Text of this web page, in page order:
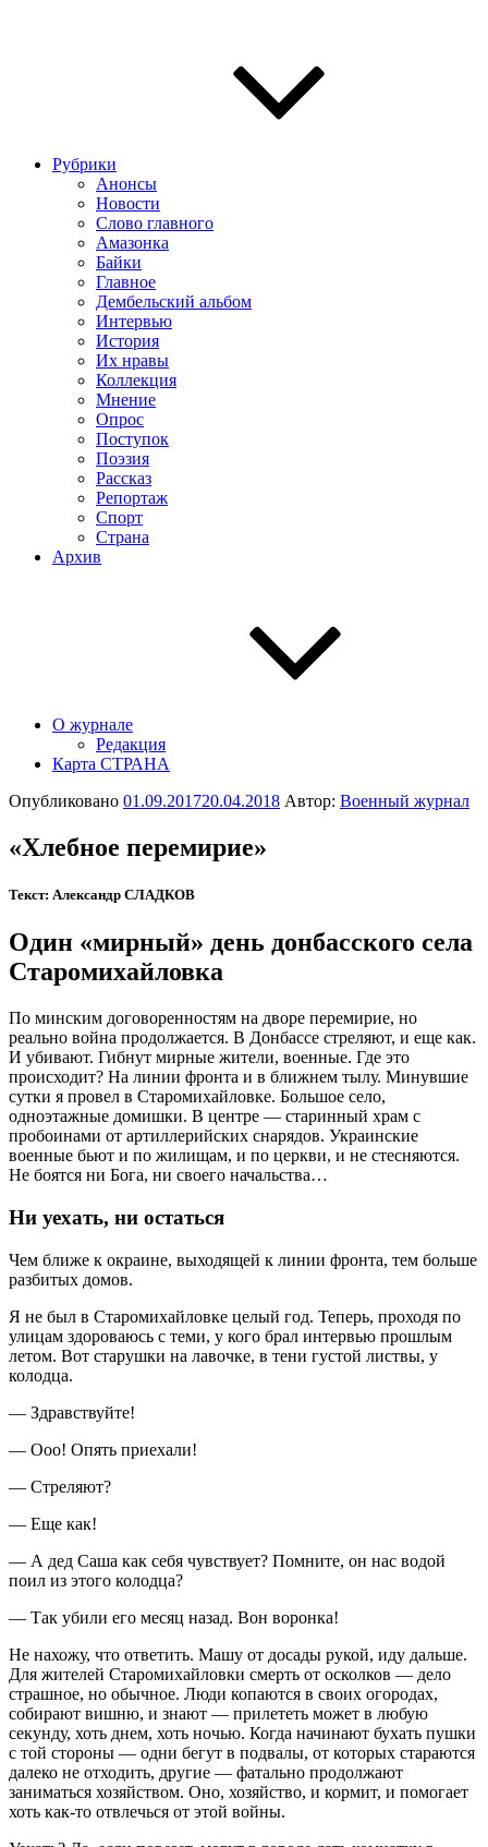
Рубрики
Анонсы
Новости
Слово главного
Амазонка
Байки
Главное
Дембельский альбом
Интервью
История
Их нравы
Коллекция
Мнение
Опрос
Поступок
Поэзия
Рассказ
Репортаж
Спорт
Страна
Архив
О журнале
Редакция
Карта СТРАНА
Опубликовано 01.09.201720.04.2018 Автор: Военный журнал
«Хлебное перемирие»
Текст: Александр СЛАДКОВ
Один «мирный» день донбасского села
Старомихайловка
По минским договоренностям на дворе перемирие, но
реально война продолжается. В Донбассе стреляют, и еще как.
И убивают. Гибнут мирные жители, военные. Где это
происходит? На линии фронта и в ближнем тылу. Минувшие
сутки я провел в Старомихайловке. Большое село,
одноэтажные домишки. В центре — старинный храм с
пробоинами от артиллерийских снарядов. Украинские
военные бьют и по жилищам, и по церкви, и не стесняются.
Не боятся ни Бога, ни своего начальства…
Ни уехать, ни остаться
Чем ближе к окраине, выходящей к линии фронта, тем больше
разбитых домов.
Я не был в Старомихайловке целый год. Теперь, проходя по
улицам здороваюсь с теми, у кого брал интервью прошлым
летом. Вот старушки на лавочке, в тени густой листвы, у
колодца.
— Здравствуйте!
— Ооо! Опять приехали!
— Стреляют?
— Еще как!
— А дед Саша как себя чувствует? Помните, он нас водой
поил из этого колодца?
— Так убили его месяц назад. Вон воронка!
Не нахожу, что ответить. Машу от досады рукой, иду дальше.
Для жителей Старомихайловки смерть от осколков — дело
страшное, но обычное. Люди копаются в своих огородах,
собирают вишню, и знают — прилететь может в любую
секунду, хоть днем, хоть ночью. Когда начинают бухать пушки
с той стороны — одни бегут в подвалы, от которых стараются
далеко не отходить, другие — фатально продолжают
заниматься хозяйством. Оно, хозяйство, и кормит, и помогает
хоть как-то отвлечься от этой войны.